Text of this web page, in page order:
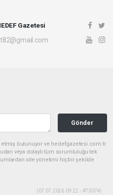
Gazetesi
Gönder
etmiş bulunuyor ve hedefgazetesi.com.tr
veya dolaylı tüm sorumluluğu tek
site yönetimi hiçbir şekilde
(07.07.2026 09:22 - #73074)